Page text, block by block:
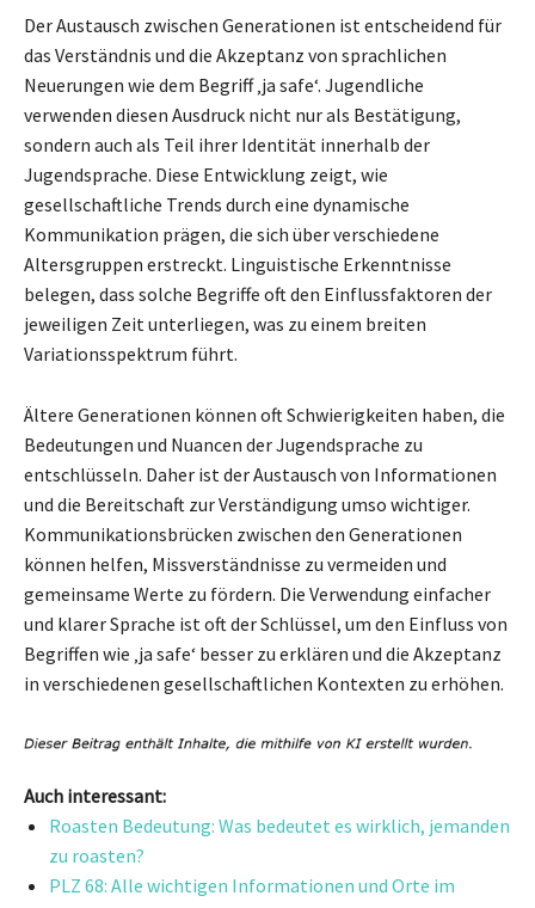
Der Austausch zwischen Generationen ist entscheidend für
das Verständnis und die Akzeptanz von sprachlichen
Neuerungen wie dem Begriff ‚ja safe‘. Jugendliche
verwenden diesen Ausdruck nicht nur als Bestätigung,
sondern auch als Teil ihrer Identität innerhalb der
Jugendsprache. Diese Entwicklung zeigt, wie
gesellschaftliche Trends durch eine dynamische
Kommunikation prägen, die sich über verschiedene
Altersgruppen erstreckt. Linguistische Erkenntnisse
belegen, dass solche Begriffe oft den Einflussfaktoren der
jeweiligen Zeit unterliegen, was zu einem breiten
Variationsspektrum führt.
Ältere Generationen können oft Schwierigkeiten haben, die
Bedeutungen und Nuancen der Jugendsprache zu
entschlüsseln. Daher ist der Austausch von Informationen
und die Bereitschaft zur Verständigung umso wichtiger.
Kommunikationsbrücken zwischen den Generationen
können helfen, Missverständnisse zu vermeiden und
gemeinsame Werte zu fördern. Die Verwendung einfacher
und klarer Sprache ist oft der Schlüssel, um den Einfluss von
Begriffen wie ‚ja safe‘ besser zu erklären und die Akzeptanz
in verschiedenen gesellschaftlichen Kontexten zu erhöhen.
Auch interessant:
Roasten Bedeutung: Was bedeutet es wirklich, jemanden
zu roasten?
PLZ 68: Alle wichtigen Informationen und Orte im